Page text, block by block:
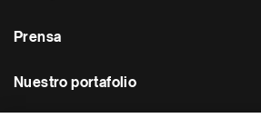
Prensa
Nuestro portafolio